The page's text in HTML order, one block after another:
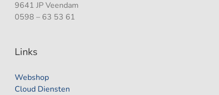
9641 JP Veendam
0598 – 63 53 61
Links
Webshop
Cloud Diensten